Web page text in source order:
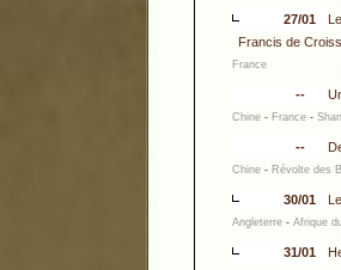
27/01
Francis de
France
--
Chine - France -
--
Chine - Révolte des
30/01
Angleterre - Afrique
31/01